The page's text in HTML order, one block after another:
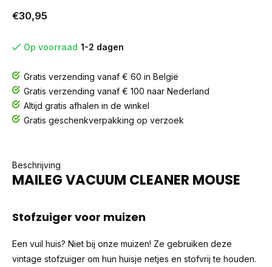
€30,95
Op voorraad 1-2 dagen
Gratis verzending vanaf € 60 in België
Gratis verzending vanaf € 100 naar Nederland
Altijd gratis afhalen in de winkel
Gratis geschenkverpakking op verzoek
Beschrijving
MAILEG VACUUM CLEANER MOUSE
Stofzuiger voor muizen
Een vuil huis? Niet bij onze muizen! Ze gebruiken deze
vintage stofzuiger om hun huisje netjes en stofvrij te houden.